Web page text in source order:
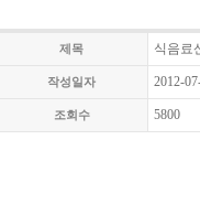
제목 식음료
작성일자 2012-
조회수 5800